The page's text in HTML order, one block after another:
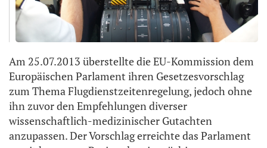
Am 25.07.2013 überstellte die EU-Kommission dem
Europäischen Parlament ihren Gesetzesvorschlag
zum Thema Flugdienstzeitenregelung, jedoch ohne
ihn zuvor den Empfehlungen diverser
wissenschaftlich-medizinischer Gutachten
anzupassen. Der Vorschlag erreichte das Parlament